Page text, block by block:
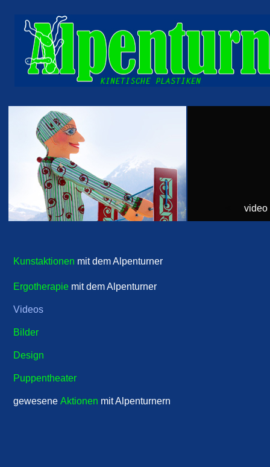
video
Kunstaktionen mit dem Alpenturner
Ergotherapie mit dem Alpenturner
Videos
Bilder
Design
Puppentheater
gewesene Aktionen mit Alpenturnern